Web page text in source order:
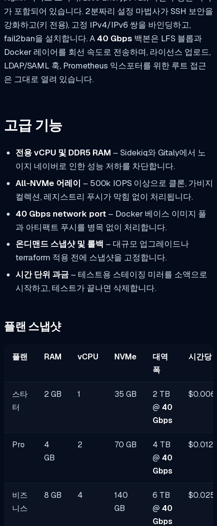
가 포함되어 있습니다. 2분짜리 설정 마법사가 SSH 보안을
강화하고(키 전용), 고정 IPv4/IPv6 쌍을 바인딩하고,
fail2ban을 설치합니다. A 40 Gbps 백본은 LFS 블롭과
Docker 레이어를 회선 속도로 전송하며, 라이선스 업로드,
LDAP/SAML 훅, Prometheus 익스포터를 위한 루트 접근
은 그대로 열려 있습니다.
고급 기능
전용 vCPU 및 DDR5 RAM – Sidekiq와 Gitaly에서 노
이지 네이버로 인한 성능 저하를 차단합니다.
All-NVMe 어레이 – 500k IOPS 이상으로 클론, 가비지
컬렉션, 레지스트리 푸시가 막힘 없이 처리됩니다.
40 Gbps network port– Docker 베이스 이미지 풀
과 아티팩트 푸시를 병목 없이 처리합니다.
온디맨드 스냅샷 및 롤백 – 대규모 업그레이드나
terraform 적용 전에 스냅샷을 고정합니다.
시간 단위 과금– 테스트용 스테이징 미러를 소액으로
시작하고, 테스트가 끝나면 삭제합니다.
플랜 스냅샷
플랜 RAM vCPU NVMe
대역
폭
시간당
스타
터
2 GB 1 35 GB
2 TB
@ 40
Gbps
$0.006
Pro
4
GB
2 70 GB
4 TB
@ 40
Gbps
$0.012
비즈
니스
8 GB 4
140
GB
6 TB
@ 40
Gbps
$0.025